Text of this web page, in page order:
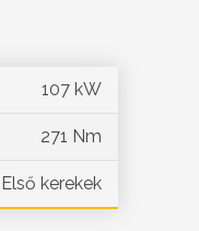
107 kW
271 Nm
Első kerekek